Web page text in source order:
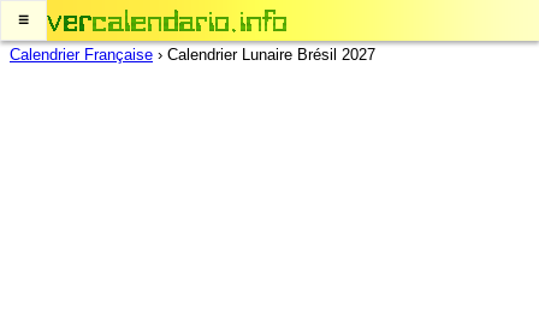
≡
Calendrier Française › Calendrier Lunaire Brésil 2027